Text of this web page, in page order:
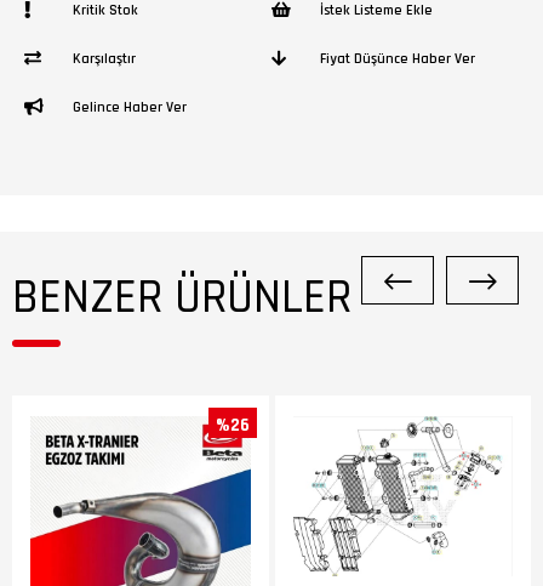
Kritik Stok İstek Listeme Ekle
Karşılaştır Fiyat Düşünce Haber Ver
Gelince Haber Ver
BENZER ÜRÜNLER
%26